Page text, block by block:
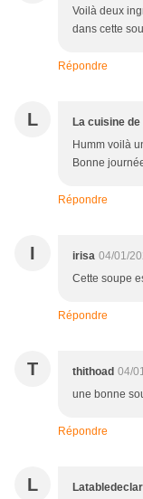
Voilà deux
dans cette
Répondre
L La cuisine
Humm voilà
Bonne
Répondre
I irisa 04/01/
Cette soupe
Répondre
T thithoad 04/
une bonne
Répondre
L